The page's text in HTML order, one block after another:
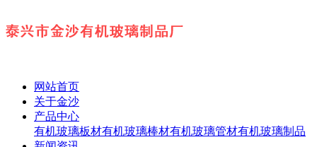
网站首页
关于金沙
产品中心
有机玻璃板材有机玻璃棒材有机玻璃管材有机玻璃制品